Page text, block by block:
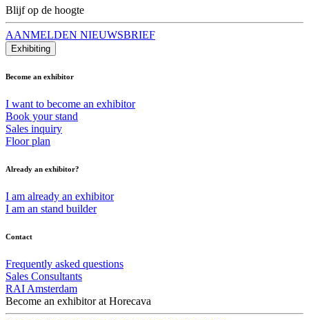
Blijf op de hoogte
AANMELDEN NIEUWSBRIEF
Exhibiting
Become an exhibitor
I want to become an exhibitor
Book your stand
Sales inquiry
Floor plan
Already an exhibitor?
I am already an exhibitor
I am an stand builder
Contact
Frequently asked questions
Sales Consultants
RAI Amsterdam
Become an exhibitor at Horecava